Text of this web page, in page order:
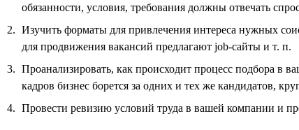
обязанности, условия, требования должны отвечать
Изучить форматы для привлечения интереса нужных
для продвижения вакансий предлагают job-сайты и т. п.
Проанализировать, как происходит процесс подбора в
кадров бизнес борется за одних и тех же кандидатов,
Провести ревизию условий труда в вашей компании и